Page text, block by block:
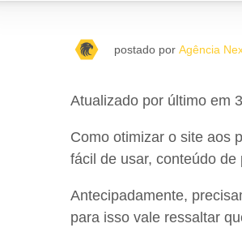
postado por Agência
Atualizado por último em
Como otimizar o site aos
fácil de usar, conteúdo
Antecipadamente,
para isso vale ressaltar